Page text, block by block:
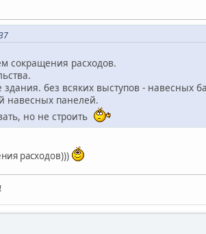
сокращения расходов.
без всяких выступов - навесных
навесных панелей.
но не строить
расходов)))